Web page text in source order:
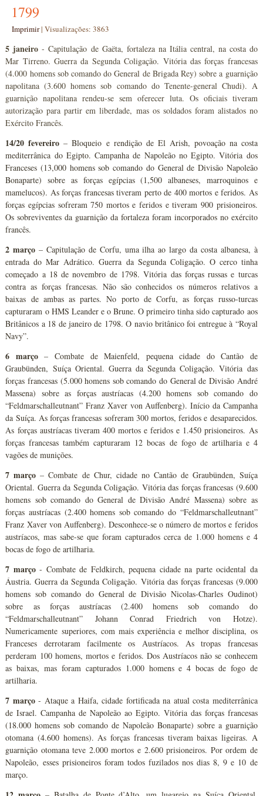
1799
Imprimir|Visualizações: 3863
5 janeiro - Capitulação de Gaëta, fortaleza na Itália central, na costa do
Mar Tirreno. Guerra da Segunda Coligação. Vitória das forças francesas
(4.000 homens sob comando do General de Brigada Rey) sobre a guarnição
napolitana (3.600 homens sob comando do Tenente-general Chudi). A
guarnição napolitana rendeu-se sem oferecer luta. Os oficiais tiveram
autorização para partir em liberdade, mas os soldados foram alistados no
Exército Francês.
14/20 fevereiro – Bloqueio e rendição de El Arish, povoação na costa
mediterrânica do Egipto. Campanha de Napoleão no Egipto. Vitória dos
Franceses (13,000 homens sob comando do General de Divisão Napoleão
Bonaparte) sobre as forças egípcias (1,500 albaneses, marroquinos e
mamelucos). As forças francesas tiveram perto de 400 mortos e feridos. As
forças egípcias sofreram 750 mortos e feridos e tiveram 900 prisioneiros.
Os sobreviventes da guarnição da fortaleza foram incorporados no exército
francês.
2 março – Capitulação de Corfu, uma ilha ao largo da costa albanesa, à
entrada do Mar Adrático. Guerra da Segunda Coligação. O cerco tinha
começado a 18 de novembro de 1798. Vitória das forças russas e turcas
contra as forças francesas. Não são conhecidos os números relativos a
baixas de ambas as partes. No porto de Corfu, as forças russo-turcas
capturaram o HMS Leander e o Brune. O primeiro tinha sido capturado aos
Britânicos a 18 de janeiro de 1798. O navio britânico foi entregue à “Royal
Navy”.
6 março– Combate de Maienfeld, pequena cidade do Cantão de
Graubünden, Suíça Oriental. Guerra da Segunda Coligação. Vitória das
forças francesas (5.000 homens sob comando do General de Divisão André
Massena) sobre as forças austríacas (4.200 homens sob comando do
“Feldmarschalleutnant” Franz Xaver von Auffenberg). Início da Campanha
da Suíça. As forças francesas sofreram 300 mortos, feridos e desaparecidos.
As forças austríacas tiveram 400 mortos e feridos e 1.450 prisioneiros. As
forças francesas também capturaram 12 bocas de fogo de artilharia e 4
vagões de munições.
7 março – Combate de Chur, cidade no Cantão de Graubünden, Suíça
Oriental. Guerra da Segunda Coligação. Vitória das forças francesas (9.600
homens sob comando do General de Divisão André Massena) sobre as
forças austríacas (2.400 homens sob comando do “Feldmarschalleutnant”
Franz Xaver von Auffenberg). Desconhece-se o número de mortos e feridos
austríacos, mas sabe-se que foram capturados cerca de 1.000 homens e 4
bocas de fogo de artilharia.
7 março- Combate de Feldkirch, pequena cidade na parte ocidental da
Áustria. Guerra da Segunda Coligação. Vitória das forças francesas (9.000
homens sob comando do General de Divisão Nicolas-Charles Oudinot)
sobre as forças austríacas (2.400 homens sob comando do
“Feldmarschalleutnant” Johann Conrad Friedrich von Hotze).
Numericamente superiores, com mais experiência e melhor disciplina, os
Franceses derrotaram facilmente os Austríacos. As tropas francesas
perderam 100 homens, mortos e feridos. Dos Austríacos não se conhecem
as baixas, mas foram capturados 1.000 homens e 4 bocas de fogo de
artilharia.
7 março- Ataque a Haifa, cidade fortificada na atual costa mediterrânica
de Israel. Campanha de Napoleão ao Egipto. Vitória das forças francesas
(18.000 homens sob comando de Napoleão Bonaparte) sobre a guarnição
otomana (4.600 homens). As forças francesas tiveram baixas ligeiras. A
guarnição otomana teve 2.000 mortos e 2.600 prisioneiros. Por ordem de
Napoleão, esses prisioneiros foram todos fuzilados nos dias 8, 9 e 10 de
março.